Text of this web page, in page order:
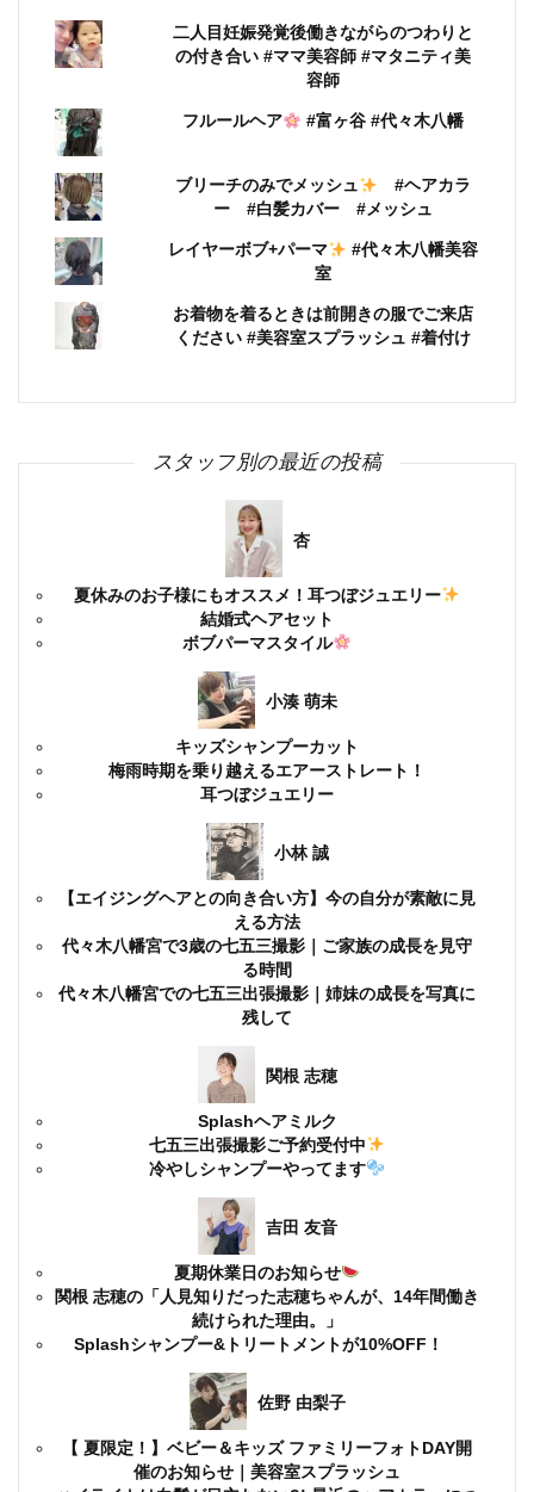
二人目妊娠発覚後働きながらのつわりと
の付き合い #ママ美容師 #マタニティ美
容師
フルールヘア #富ヶ谷 #代々木八幡
ブリーチのみでメッシュ
#ヘアカラ
ー #白髪カバー #メッシュ
レイヤーボブ+パーマ
#代々木八幡美容
室
お着物を着るときは前開きの服でご来店
ください #美容室スプラッシュ #着付け
スタッフ別の最近の投稿
杏
夏休みのお子様にもオススメ！耳つぼジュエリー
結婚式ヘアセット
ボブパーマスタイル
小湊 萌未
キッズシャンプーカット
梅雨時期を乗り越えるエアーストレート！
耳つぼジュエリー
小林 誠
【エイジングヘアとの向き合い方】今の自分が素敵に見
える方法
代々木八幡宮で3歳の七五三撮影｜ご家族の成長を見守
る時間
代々木八幡宮での七五三出張撮影｜姉妹の成長を写真に
残して
関根 志穂
Splashヘアミルク
七五三出張撮影ご予約受付中
冷やしシャンプーやってます
吉田 友音
夏期休業日のお知らせ
関根 志穂の「人見知りだった志穂ちゃんが、14年間働き
続けられた理由。」
Splashシャンプー&トリートメントが10%OFF！
佐野 由梨子
【 夏限定！】ベビー＆キッズ ファミリーフォトDAY開
催のお知らせ｜美容室スプラッシュ